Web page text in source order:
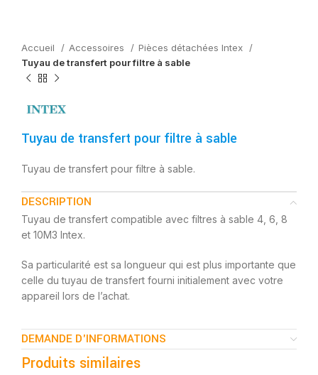
Accueil Accessoires
Pièces détachées Intex
Tuyau de transfert pour filtre à sable
Tuyau de transfert pour filtre à sable
Tuyau de transfert pour filtre à sable.
DESCRIPTION
Tuyau de transfert compatible avec filtres à sable 4, 6, 8
et 10M3 Intex.
Sa particularité est sa longueur qui est plus importante que
celle du tuyau de transfert fourni initialement avec votre
appareil lors de l’achat.
DEMANDE D'INFORMATIONS
Produits similaires